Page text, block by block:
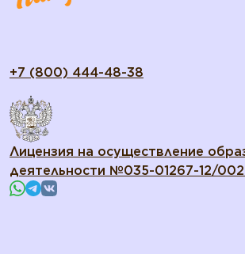
Лицензия на осуществление
деятельности №035-01267-12/
+7 (800) 444-48-38